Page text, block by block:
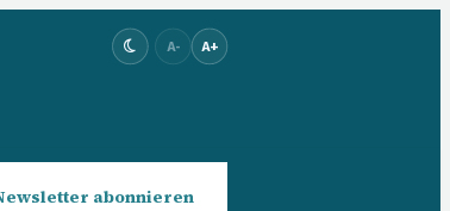
A- A+
abonnieren